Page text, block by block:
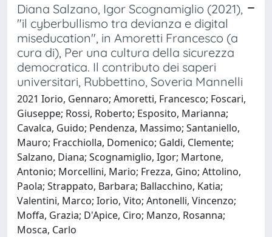
Diana Salzano, Igor Scognamiglio (2021),
"il cyberbullismo tra devianza e digital
miseducation", in Amoretti Francesco (a
cura di), Per una cultura della sicurezza
democratica. Il contributo dei saperi
universitari, Rubbettino, Soveria Mannelli
2021 Iorio, Gennaro; Amoretti, Francesco; Foscari,
Giuseppe; Rossi, Roberto; Esposito, Marianna;
Cavalca, Guido; Pendenza, Massimo; Santaniello,
Mauro; Fracchiolla, Domenico; Galdi, Clemente;
Salzano, Diana; Scognamiglio, Igor; Martone,
Antonio; Morcellini, Mario; Frezza, Gino; Attolino,
Paola; Strappato, Barbara; Ballacchino, Katia;
Valentini, Marco; Iorio, Vito; Antonelli, Vincenzo;
Moffa, Grazia; D'Apice, Ciro; Manzo, Rosanna;
Mosca, Carlo